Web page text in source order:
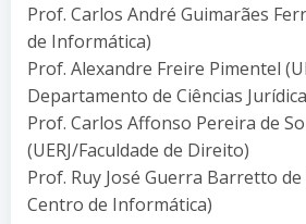
Prof. Carlos André Guimarães
de Informática)
Prof. Alexandre Freire Pimentel
Departamento de Ciências
Prof. Carlos Affonso Pereira de
(UERJ/Faculdade de Direito)
Prof. Ruy José Guerra Barretto de
Centro de Informática)